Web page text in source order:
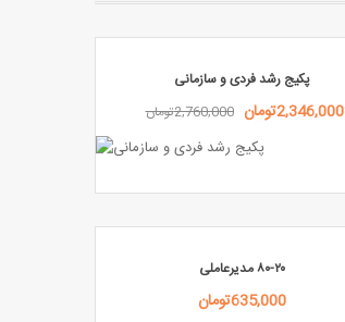
پکیج رشد فردی و سازمانی
2,346,000تومان 2,760,000تومان
۸۰-۲۰ مدیرعاملی
635,000تومان